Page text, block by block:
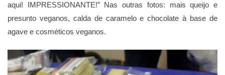
aqui! IMPRESSIONANTE!” Nas outras fotos: mais queijo e
presunto veganos, calda de caramelo e chocolate à base de
agave e cosméticos veganos.